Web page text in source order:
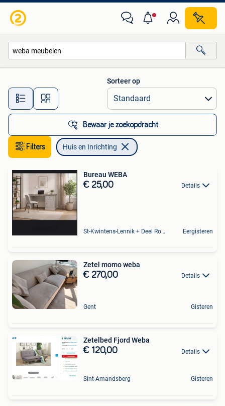
Alle afstanden…
Sorteer op
Bewaar je zoekopdracht
Filters Huis en Inrichting
Bureau WEBA
€ 25,00 Details
St-Kwintens-Lennik + Deel Roosdaal Eergisteren
Zetel momo weba
€ 270,00 Details
Gent Gisteren
Zetelbed Fjord Weba
€ 120,00 Details
Sint-Amandsberg Gisteren